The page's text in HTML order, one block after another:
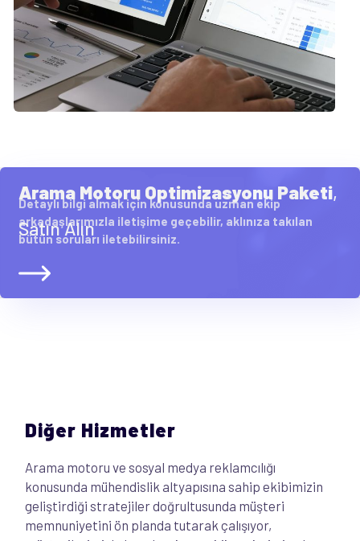
Arama Motoru Optimizasyonu Paketi,
Satın Alın
Detaylı bilgi almak için konusunda uzman ekip
arkadaşlarımızla iletişime geçebilir, aklınıza takılan
bütün soruları iletebilirsiniz.
Diğer Hizmetler
Arama motoru ve sosyal medya reklamcılığı
konusunda mühendislik altyapısına sahip ekibimizin
geliştirdiği stratejiler doğrultusunda müşteri
memnuniyetini ön planda tutarak çalışıyor,